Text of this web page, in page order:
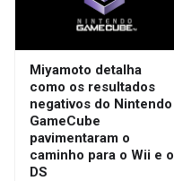
Miyamoto detalha
como os resultados
negativos do Nintendo
GameCube
pavimentaram o
caminho para o Wii e o
DS